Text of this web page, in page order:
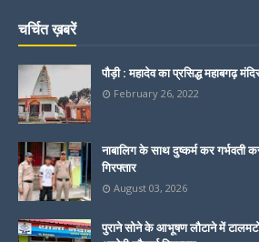
चर्चित ख़बरें
पौड़ी : महादेव का प्रसिद्ध महाबगढ़
February 26, 2022
नाबालिग के साथ दुष्कर्म कर
गिरफ्तार
August 03, 2026
पुराने सोने के आभूषण लौटाने में